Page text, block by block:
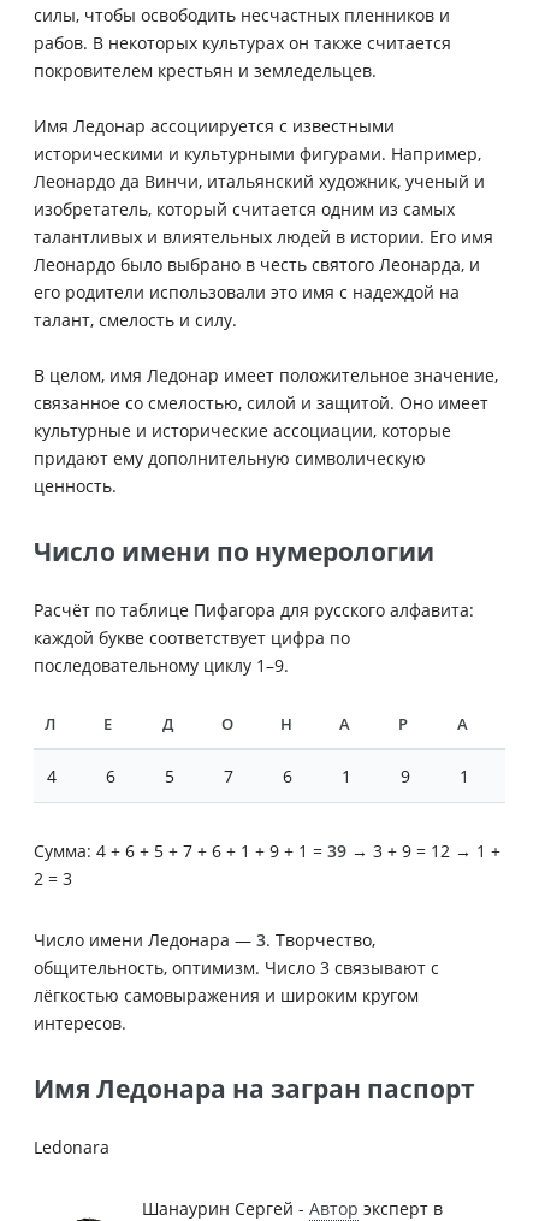
силы, чтобы освободить несчастных пленников и
рабов. В некоторых культурах он также считается
покровителем крестьян и земледельцев.
Имя Ледонар ассоциируется с известными
историческими и культурными фигурами. Например,
Леонардо да Винчи, итальянский художник, ученый и
изобретатель, который считается одним из самых
талантливых и влиятельных людей в истории. Его имя
Леонардо было выбрано в честь святого Леонарда, и
его родители использовали это имя с надеждой на
талант, смелость и силу.
В целом, имя Ледонар имеет положительное значение,
связанное со смелостью, силой и защитой. Оно имеет
культурные и исторические ассоциации, которые
придают ему дополнительную символическую
ценность.
Число имени по нумерологии
Расчёт по таблице Пифагора для русского алфавита:
каждой букве соответствует цифра по
последовательному циклу 1–9.
Л Е Д О Н А Р А
4 6 5 7 6 1 9 1
Сумма: 4 + 6 + 5 + 7 + 6 + 1 + 9 + 1 = 39 → 3 + 9 = 12 → 1 +
2 = 3
Число имени Ледонара — 3. Творчество,
общительность, оптимизм. Число 3 связывают с
лёгкостью самовыражения и широким кругом
интересов.
Имя Ледонара на загран паспорт
Ledonara
Шанаурин Сергей - Автор эксперт в